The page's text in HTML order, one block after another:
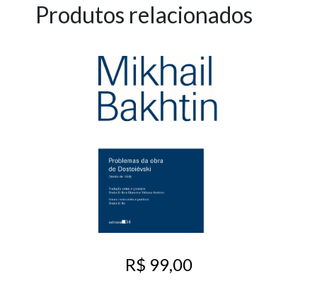
Produtos relacionados
R$ 99,00